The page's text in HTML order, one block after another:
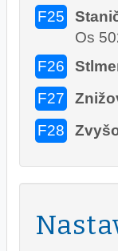
F25
Os
F26
F27
F28